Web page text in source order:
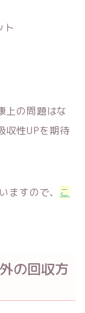
ト
上の問題はな
収性UPを期待
ますので、 こ
の回収方